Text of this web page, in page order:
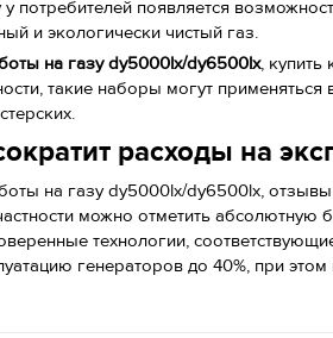
потребителей появляется
и экологически чистый газ.
на газу dy5000lx/dy6500lx,
такие наборы могут
расходы на
на газу dy5000lx/dy6500lx,
можно отметить абсолютную
технологии,
генераторов до 40%, при